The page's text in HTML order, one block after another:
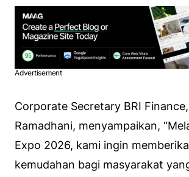
Advertisement
Corporate Secretary BRI
Ramadhani, menyampaikan,
Expo 2026, kami ingin
kemudahan bagi masyarakat